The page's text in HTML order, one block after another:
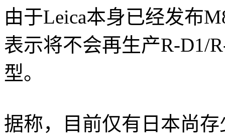
由于Leica本身已经发布
表示将不会再生产R-D1/
型。
据称，目前仅有日本尚